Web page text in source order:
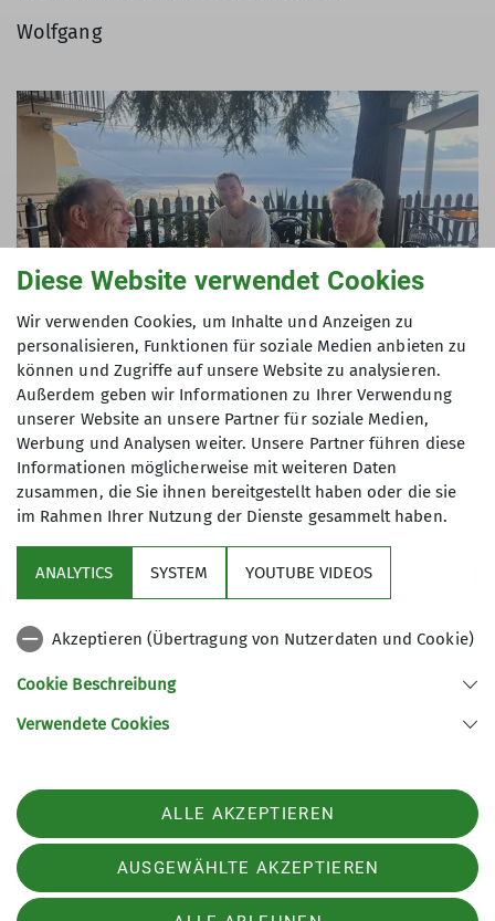
Wolfgang
Service
Unsere Partner
Sektion Würzburg des Deutschen Alpenvereins e.V.
Telefon +49931573080
Datenschutz-Einstellungen
Datenschutz
Impressum
Diese Website verwendet Cookies
Wir verwenden Cookies, um Inhalte und Anzeigen zu
personalisieren, Funktionen für soziale Medien anbieten zu
können und Zugriffe auf unsere Website zu analysieren.
Außerdem geben wir Informationen zu Ihrer Verwendung
unserer Website an unsere Partner für soziale Medien,
Werbung und Analysen weiter. Unsere Partner führen diese
Informationen möglicherweise mit weiteren Daten
zusammen, die Sie ihnen bereitgestellt haben oder die sie
im Rahmen Ihrer Nutzung der Dienste gesammelt haben.
ANALYTICS SYSTEM YOUTUBE VIDEOS
Akzeptieren (Übertragung von Nutzerdaten und Cookie)
Cookie Beschreibung
Verwendete Cookies
ALLE AKZEPTIEREN
AUSGEWÄHLTE AKZEPTIEREN